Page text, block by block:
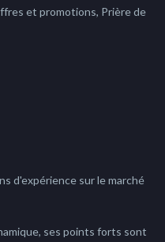
et promotions, Prière de
d'expérience sur le marché
ses points forts sont